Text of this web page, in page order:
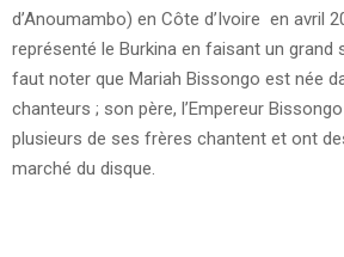
d’Anoumambo) en Côte d’Ivoire en avril
représenté le Burkina en faisant un grand
faut noter que Mariah Bissongo est née
chanteurs ; son père, l’Empereur
plusieurs de ses frères chantent et ont
marché du disque.